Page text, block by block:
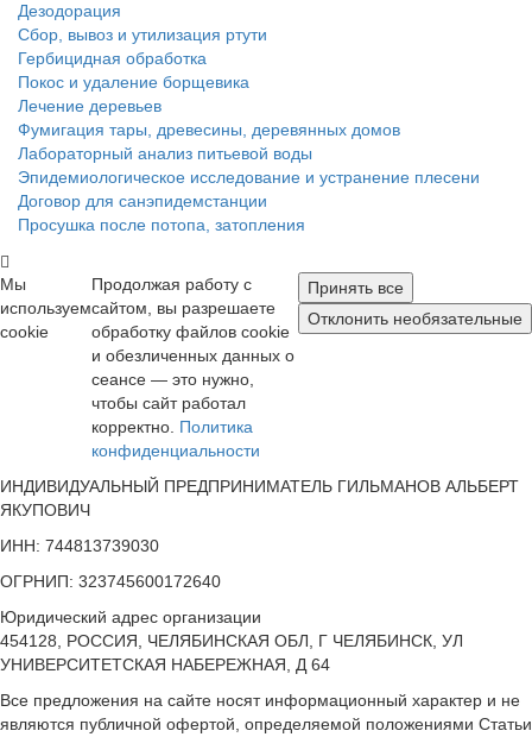
Дезодорация
Сбор, вывоз и утилизация ртути
Гербицидная обработка
Покос и удаление борщевика
Лечение деревьев
Фумигация тары, древесины, деревянных домов
Лабораторный анализ питьевой воды
Эпидемиологическое исследование и устранение плесени
Договор для санэпидемстанции
Просушка после потопа, затопления
Мы
используем
cookie
Продолжая работу с
сайтом, вы разрешаете
обработку файлов cookie
и обезличенных данных о
сеансе — это нужно,
чтобы сайт работал
корректно. Политика
конфиденциальности
Принять все
Отклонить необязательные
ИНДИВИДУАЛЬНЫЙ ПРЕДПРИНИМАТЕЛЬ ГИЛЬМАНОВ АЛЬБЕРТ
ЯКУПОВИЧ
ИНН: 744813739030
ОГРНИП: 323745600172640
Юридический адрес организации
454128, РОССИЯ, ЧЕЛЯБИНСКАЯ ОБЛ, Г ЧЕЛЯБИНСК, УЛ
УНИВЕРСИТЕТСКАЯ НАБЕРЕЖНАЯ, Д 64
Все предложения на сайте носят информационный характер и не
являются публичной офертой, определяемой положениями Статьи